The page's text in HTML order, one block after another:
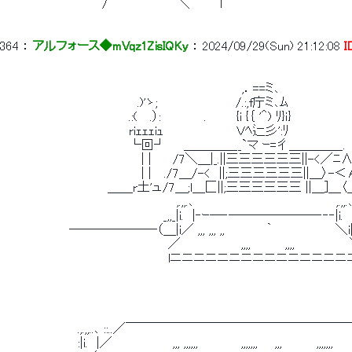
/　　　　　　　　＼　　　 l
364 ： アルフォース◆mVqz1ZisIQKy ： 2024/09/29(Sun) 21:12:08
,．==ミ､
.)'ゝ;　　　　　　　　　/.:,f庁ミ､ﾑ　　　　　　　　
.:(　 .）:　　　　　.　　 　{i {｛ '＾) ﾘ}ｉ}　　　　　　　
riｪｪｪiｭ　　　　　　　　 Ｖﾍ辷彡':ﾘ　　　　　　　
└回┘　　＿＿＿＿__`マ ｰ=彳＿＿＿＿_.
| |　　 /7＼＿|_.||三三三三三三||-<／ﾆ∧
| |　 ./7＿/-<　||;三三三三三三||＿〉-＜Α
＿＿r土'ュ/7＿;l＿匚||;三三三三三三 ||＿]＿〈＿r
,.,,.､　　　　　　　　　　　　　　　　 ,.,,.
_,,_|i.　|‐ｰ─‐───────‐‐‐|i.　
―――――――（＿|i／ ,,, ,,, ,, 　 　 　 ｀ 　 　 　 　　
／　　　　　　　,,,,　　　　,,,,　　　 　 　
lニニニニニニニニニニニニニニニ
.,.,,..､ ::..／￣￣￣￣￣￣￣￣￣￣￣￣￣￣￣￣￣￣￣
:|i.　|／　　　　　　　,,, ,,,,,,　　　　　,,,,,,,　　,,,　　　　,,,,,,,　　